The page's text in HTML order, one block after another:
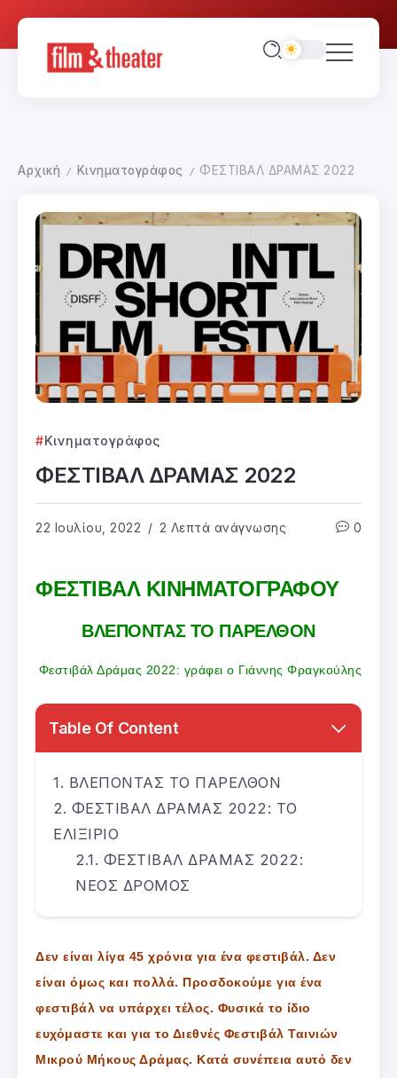
Αρχική / Κινηματογράφος / ΦΕΣΤΙΒΑΛ ΔΡΑΜΑΣ 2022
Κινηματογράφος
ΦΕΣΤΙΒΑΛ ΔΡΑΜΑΣ 2022
22 Ιουλίου, 2022 2 Λεπτά ανάγνωσης 0
ΦΕΣΤΙΒΑΛ ΚΙΝΗΜΑΤΟΓΡΑΦΟΥ
ΒΛΕΠΟΝΤΑΣ ΤΟ ΠΑΡΕΛΘΟΝ
Φεστιβάλ Δράμας 2022: γράφει ο Γιάννης Φραγκούλης
Table Of Content
ΒΛΕΠΟΝΤΑΣ ΤΟ ΠΑΡΕΛΘΟΝ
ΦΕΣΤΙΒΑΛ ΔΡΑΜΑΣ 2022: ΤΟ
ΕΛΙΞΙΡΙΟ
ΦΕΣΤΙΒΑΛ ΔΡΑΜΑΣ 2022:
ΝΕΟΣ ΔΡΟΜΟΣ
Δεν είναι λίγα 45 χρόνια για ένα φεστιβάλ. Δεν
είναι όμως και πολλά. Προσδοκούμε για ένα
φεστιβάλ να υπάρχει τέλος. Φυσικά το ίδιο
ευχόμαστε και για το Διεθνές Φεστιβάλ Ταινιών
Μικρού Μήκους Δράμας. Κατά συνέπεια αυτό δεν